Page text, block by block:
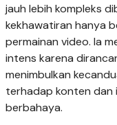
jauh lebih kompleks
kekhawatiran hanya
permainan video. Ia
intens karena
menimbulkan
terhadap konten dan
berbahaya.